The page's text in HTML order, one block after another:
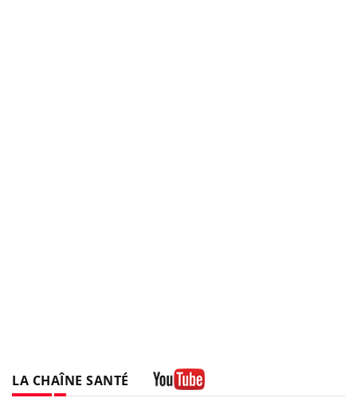
LA CHAÎNE SANTÉ